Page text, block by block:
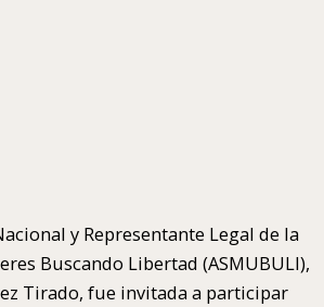
y Representante Legal de la
Buscando Libertad (ASMUBULI),
Tirado, fue invitada a participar